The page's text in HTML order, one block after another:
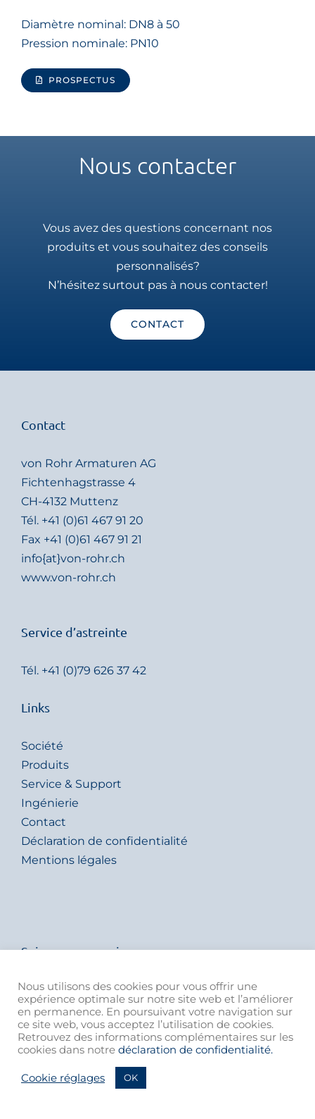
Diamètre nominal: DN8 à 50
Pression nominale: PN10
PROSPECTUS
Nous contacter
Vous avez des questions concernant nos
produits et vous souhaitez des conseils
personnalisés?
N’hésitez surtout pas à nous contacter!
CONTACT
Contact
von Rohr Armaturen AG
Fichtenhagstrasse 4
CH-4132 Muttenz
Tél. +41 (0)61 467 91 20
Fax +41 (0)61 467 91 21
info{at}von-rohr.ch
www.von-rohr.ch
Service d’astreinte
Tél. +41 (0)79 626 37 42
Links
Société
Produits
Service & Support
Ingénierie
Contact
Déclaration de confidentialité
Mentions légales
Suivez-nous aussi
© 2021 von Rohr Armaturen AG | Member of the ARCA Flow
Nous utilisons des cookies pour vous offrir une
expérience optimale sur notre site web et l’améliorer
en permanence. En poursuivant votre navigation sur
ce site web, vous acceptez l’utilisation de cookies.
Retrouvez des informations complémentaires sur les
cookies dans notre déclaration de confidentialité.
Cookie réglages OK